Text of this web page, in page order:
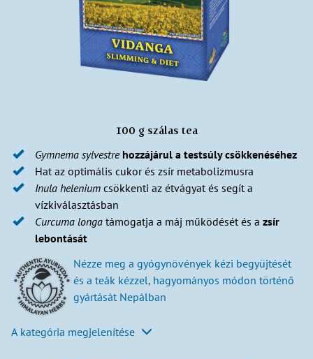
100 g szálas tea
Gymnema sylvestre hozzájárul a testsúly csökkenéséhez
Hat az optimális cukor és zsír metabolizmusra
Inula helenium csökkenti az étvágyat és segít a
vízkiválasztásban
Curcuma longa támogatja a máj működését és a zsír
lebontását
Nézze meg a gyógynövények kézi begyüjtését
és a teák kézzel, hagyományos módon történő
gyártását Nepálban
A kategória megjelenítése